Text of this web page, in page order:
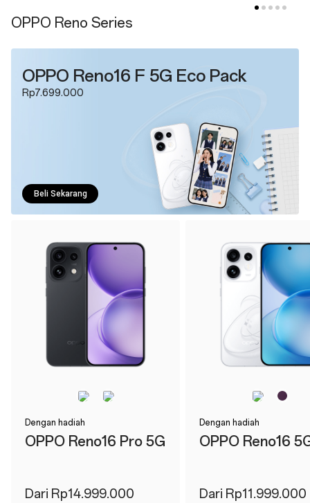
OPPO Reno Series
OPPO Reno16 F 5G Eco Pack
Rp7.699.000
Beli Sekarang
Dengan hadiah
OPPO Reno16 Pro 5G
Dari Rp14.999.000
Dengan hadiah
OPPO Reno16
Dari Rp11.999.000